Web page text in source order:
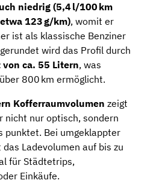
niedrig (5,4 l/100 km
123 g/km), womit er
ist als klassische Benziner
wird das Profil durch
ca. 55 Litern, was
800 km ermöglicht.
Kofferraumvolumen zeigt
nicht nur optisch, sondern
punktet. Bei umgeklappter
Ladevolumen auf bis zu
für Städtetrips,
Einkäufe.